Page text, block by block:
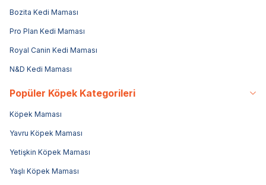
Bozita Kedi Maması
Pro Plan Kedi Maması
Royal Canin Kedi Maması
N&D Kedi Maması
Popüler Köpek Kategorileri
Köpek Maması
Yavru Köpek Maması
Yetişkin Köpek Maması
Yaşlı Köpek Maması